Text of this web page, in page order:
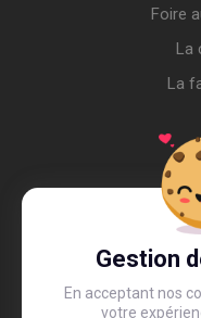
Gestion
En acceptant nos
votre
Foire
La
La